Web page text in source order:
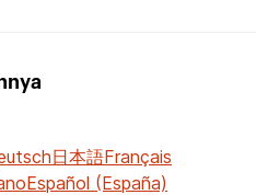
日本語Français
Español (España)